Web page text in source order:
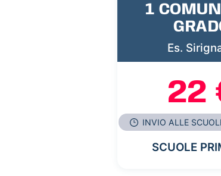
1
Es.
22
INVIO ALLE
SCUOLE